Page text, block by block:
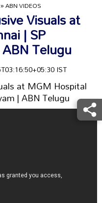
»ABN VIDEOS
Visuals at
| SP
Telugu
IST
at MGM Hospital
| ABN Telugu